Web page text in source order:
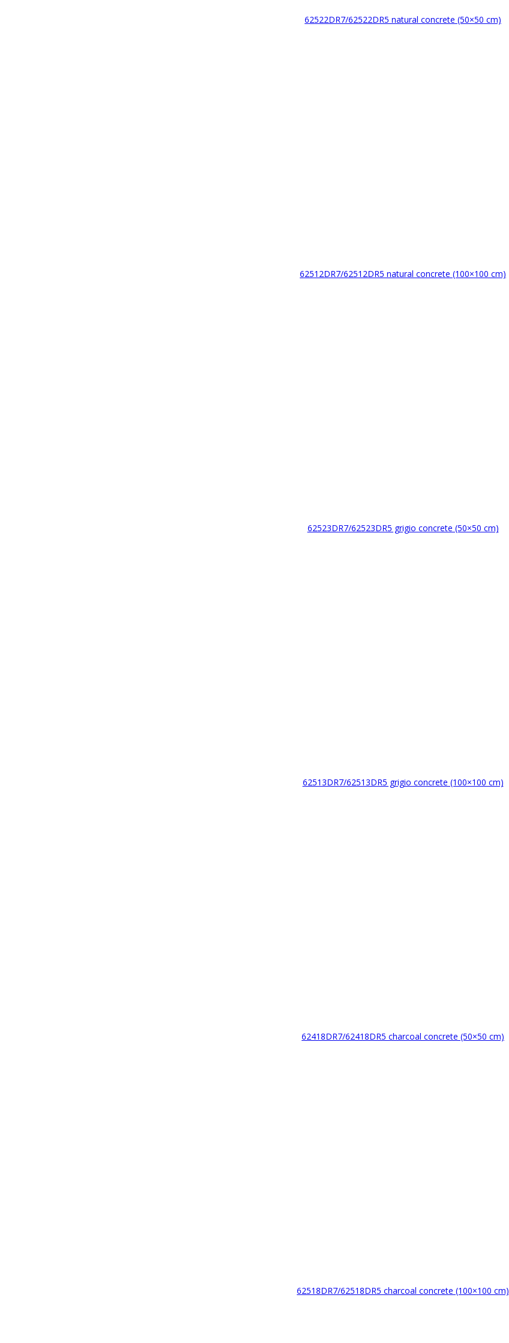
62522DR7/62522DR5 natural concrete (50×50 cm)
62512DR7/62512DR5 natural concrete (100×100 cm)
62523DR7/62523DR5 grigio concrete (50×50 cm)
62513DR7/62513DR5 grigio concrete (100×100 cm)
62418DR7/62418DR5 charcoal concrete (50×50 cm)
62518DR7/62518DR5 charcoal concrete (100×100 cm)